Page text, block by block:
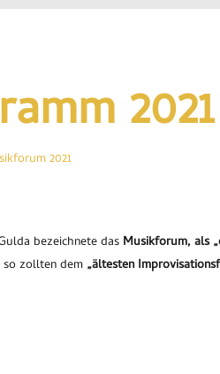
2021
2021
bezeichnete das Musikforum, als
zollten dem „ältesten